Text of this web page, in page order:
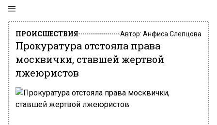
ПРОИСШЕСТВИЯ Автор: Анфиса Слепцова
Прокуратура отстояла права
москвички, ставшей жертвой
лжеюристов